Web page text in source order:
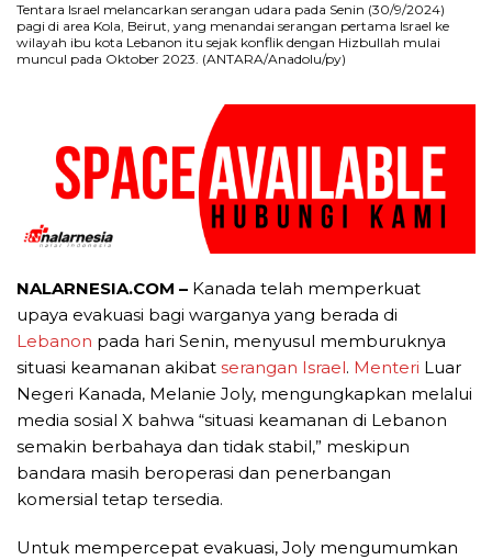
Tentara Israel melancarkan serangan udara pada Senin (30/9/2024)
pagi di area Kola, Beirut, yang menandai serangan pertama Israel ke
wilayah ibu kota Lebanon itu sejak konflik dengan Hizbullah mulai
muncul pada Oktober 2023. (ANTARA/Anadolu/py)
NALARNESIA.COM – Kanada telah memperkuat
upaya evakuasi bagi warganya yang berada di
Lebanon pada hari Senin, menyusul memburuknya
situasi keamanan akibat serangan Israel. Menteri Luar
Negeri Kanada, Melanie Joly, mengungkapkan melalui
media sosial X bahwa “situasi keamanan di Lebanon
semakin berbahaya dan tidak stabil,” meskipun
bandara masih beroperasi dan penerbangan
komersial tetap tersedia.
Untuk mempercepat evakuasi, Joly mengumumkan